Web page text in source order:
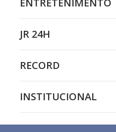
ENTRETENIMENTO
JR 24H
RECORD
INSTITUCIONAL